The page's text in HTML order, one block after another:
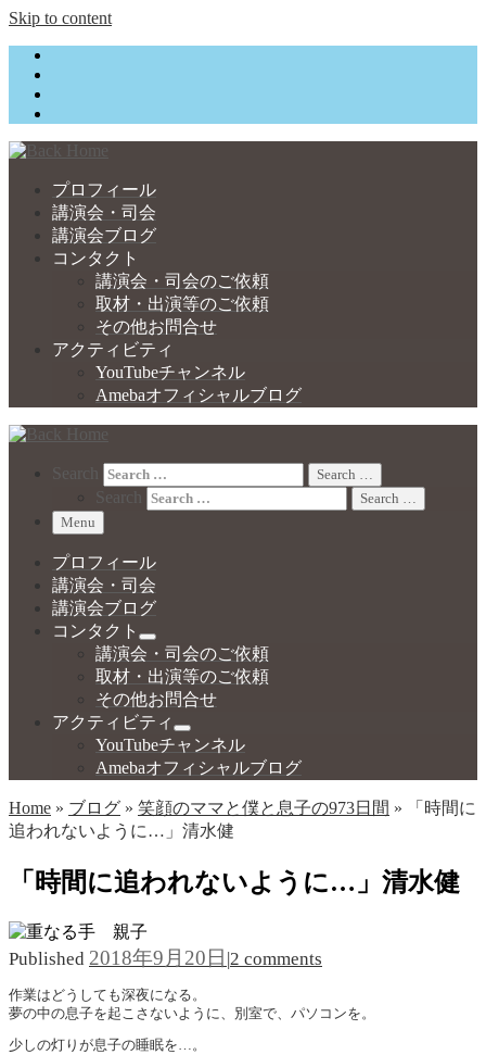
Skip to content
プロフィール
講演会・司会
講演会ブログ
コンタクト
講演会・司会のご依頼
取材・出演等のご依頼
その他お問合せ
アクティビティ
YouTubeチャンネル
Amebaオフィシャルブログ
Search Search …
Search
Search …
Menu
プロフィール
講演会・司会
講演会ブログ
コンタクト
講演会・司会のご依頼
取材・出演等のご依頼
その他お問合せ
アクティビティ
YouTubeチャンネル
Amebaオフィシャルブログ
Home » ブログ » 笑顔のママと僕と息子の973日間 »
「時間に
追われないように…」清水健
「時間に追われないように…」清水健
Published 2018年9月20日 |2 comments
作業はどうしても深夜になる。
夢の中の息子を起こさないように、別室で、パソコンを。
少しの灯りが息子の睡眠を…。